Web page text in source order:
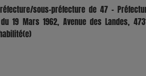
sous-préfecture de 47 -
19 Mars 1962, Avenue des Landes,